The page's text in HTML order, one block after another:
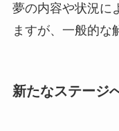
夢の内容や状況に
ますが、一般的な
新たなステージ